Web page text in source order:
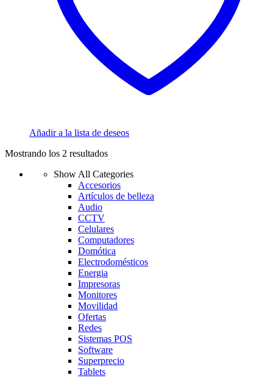
Añadir a la lista de deseos
Mostrando los 2 resultados
Show All Categories
Accesorios
Artículos de belleza
Audio
CCTV
Celulares
Computadores
Domótica
Electrodomésticos
Energia
Impresoras
Monitores
Movilidad
Ofertas
Redes
Sistemas POS
Software
Superprecio
Tablets